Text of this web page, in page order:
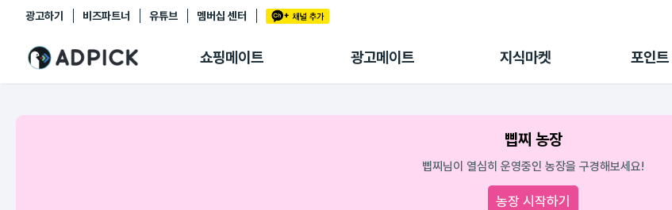
광고하기 비즈파트너 유튜브 멤버십 센터
쇼핑메이트 광고메이트 지식마켓 포인트
추천상품
쇼핑 에이전트
링크관리
광고리포트
출석 룰렛
후원
삡찌 농장
삡찌님이 열심히 운영중인 농장을 구경해보세요!
농장 시작하기